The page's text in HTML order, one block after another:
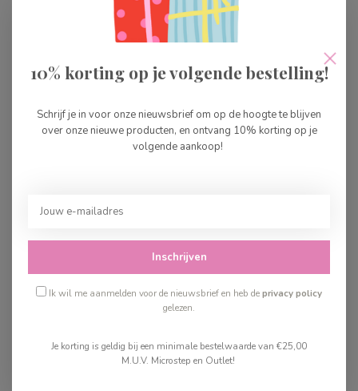
Gerelateerde producten
Djeco Magische Marker
€3,99
10% korting op je volgende bestelling!
Schrijf je in voor onze nieuwsbrief om op de hoogte te blijven
over onze nieuwe producten, en ontvang 10% korting op je
volgende aankoop!
Inschrijven
Ik wil me aanmelden voor de nieuwsbrief en heb deprivacy policy
gelezen.
Je korting is geldig bij een minimale bestelwaarde van €25,00
M.U.V. Microstep en Outlet!